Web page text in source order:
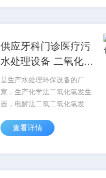
置，中水回用装置，过滤器，
供应牙科门诊医疗污
水处理设备 二氧化氯
发生器
是生产水处理环保设备的厂
家，生产化学法二氧化氯发生
器，电解法二氧二氧化氯发生
备，次氯酸钠发生器，缓释消
置，中水回用装置，过滤器，
查看详情